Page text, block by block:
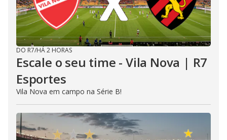
DO R7/HÁ 2 HORAS
Escale o seu time - Vila Nova | R7
Esportes
Vila Nova em campo na Série B!